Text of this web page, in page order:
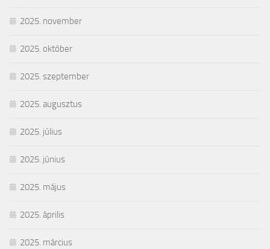
2025. november
2025. október
2025. szeptember
2025. augusztus
2025. július
2025. június
2025. május
2025. április
2025. március